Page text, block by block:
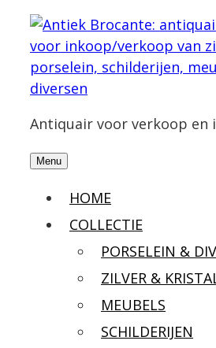
Antiquair voor verkoop en
Menu
HOME
COLLECTIE
PORSELEIN &
ZILVER &
MEUBELS
SCHILDERIJEN